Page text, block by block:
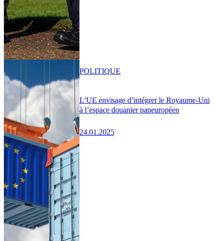
L’UE envisage d’intégrer le Royaume-Uni
à l’espace douanier paneuropéen
24.01.2025
POLITIQUE